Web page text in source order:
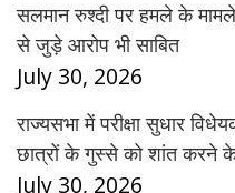
सलमान रुश्दी पर हमले के
से जुड़े आरोप भी साबित
July 30, 2026
राज्यसभा में परीक्षा सुधार
छात्रों के गुस्से को शांत करने के
July 30, 2026